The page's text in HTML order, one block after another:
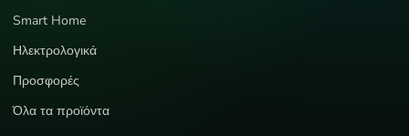
Smart Home
Ηλεκτρολογικά
Προσφορές
Όλα τα προϊόντα